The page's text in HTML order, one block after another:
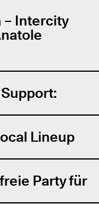
– Intercity
Support:
Lineup
Party für